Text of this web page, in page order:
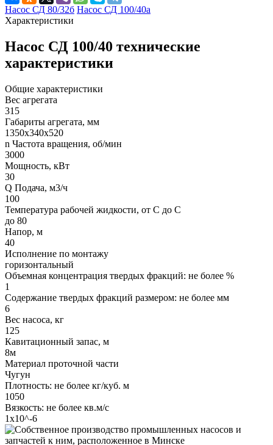
Насос СД 80/32б Насос СД 100/40а
Характеристики
Насос СД 100/40 технические
характеристики
Общие характеристики
Вес агрегата
315
Габариты агрегата, мм
1350х340х520
n Частота вращения, об/мин
3000
Мощность, кВт
30
Q Подача, м3/ч
100
Температура рабочей жидкости, от С до С
до 80
Напор, м
40
Исполнение по монтажу
горизонтальный
Объемная концентрация твердых фракций: не более %
1
Содержание твердых фракций размером: не более мм
6
Вес насоса, кг
125
Кавитационный запас, м
8м
Материал проточной части
Чугун
Плотность: не более кг/куб. м
1050
Вязкость: не более кв.м/с
1х10^-6